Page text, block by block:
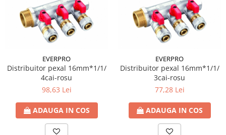
Fitinguri PPR
PEXAL
Distribuitor pexal FI-FE cu robinet
Sisteme de canalizare si ape
pluviale
Sistem canalizare exterioara
Sistem canalizare interioara
DEDURIZARE
Statii de dedurizare
EVERPRO
Distribuitor pexal 16mm*1/1/
4cai-rosu
98,63 Lei
ADAUGA IN COS
EVERPRO
Distribuitor pexal 16mm*1/1/
3cai-rosu
77,28 Lei
ADAUGA IN COS